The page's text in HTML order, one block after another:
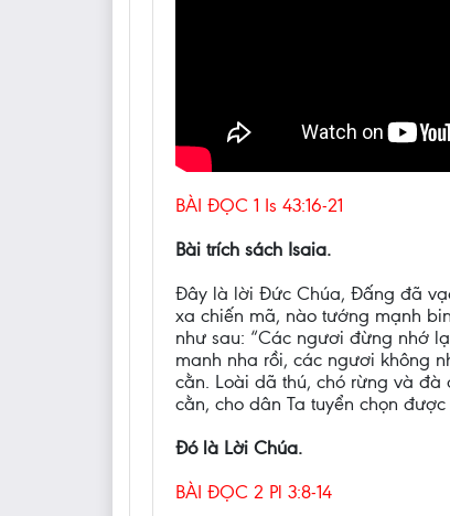
BÀI ĐỌC 1 Is 43:16-21
Bài trích sách Isaia.
Đây là lời Đức Chúa, Đấng đã
xa chiến mã, nào tướng mạnh
như sau: “Các ngươi đừng nhớ
manh nha rồi, các ngươi không
cằn. Loài dã thú, chó rừng và đà
cằn, cho dân Ta tuyển chọn
Đó là Lời Chúa.
BÀI ĐỌC 2 Pl 3:8-14